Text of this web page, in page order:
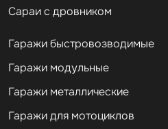
Сараи с дровником
Гаражи быстровозводимые
Гаражи модульные
Гаражи металлические
Гаражи для мотоциклов